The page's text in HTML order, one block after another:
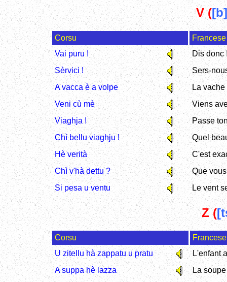
V (
Corsu
Francese
Vai puru !
Dis donc
Sèrvici !
Sers-
A vacca è a volpe
La
Veni cù mè
Viens
Viaghja !
Passe
Chì bellu viaghju !
Quel
Hè verità
C'est
Chì v'hà dettu ?
Que
Si pesa u ventu
Le vent
Z (
Corsu
Francese
U zitellu hà zappatu u pratu
L'enfant
A suppa hè lazza
La